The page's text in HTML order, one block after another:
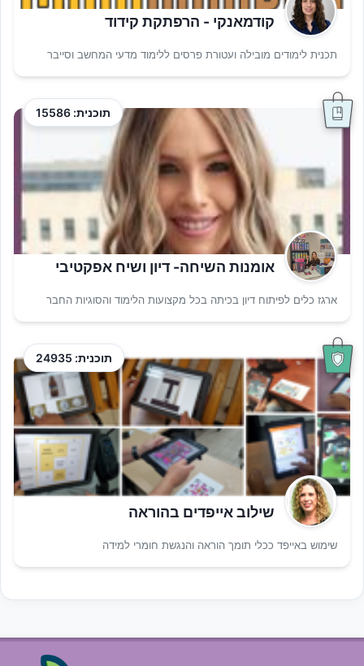
קודמאנקי - הרפתקת קידוד
תכנית לימודים מובילה ועטורת פרסים ללימוד מדעי המחשב וסייבר
תוכנית: 15586
אומנות השיחה- דיון ושיח אפקטיבי
ארגז כלים לפיתוח דיון בכיתה בכל מקצועות הלימוד והסוגיות החבר
תוכנית: 24935
שילוב אייפדים בהוראה
שימוש באייפד ככלי תומך הוראה והנגשת חומרי למידה